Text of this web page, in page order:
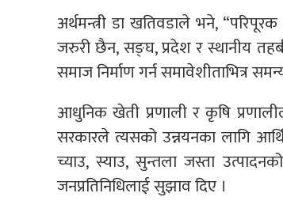
अर्थमन्त्री डा खतिवडाले भने, “परिपूरक
जरुरी छैन, सङ्घ, प्रदेश र स्थानीय
समाज निर्माण गर्न समावेशीताभित्र
आधुनिक खेती प्रणाली र कृषि
सरकारले त्यसको उन्नयनका लागि
च्याउ, स्याउ, सुन्तला जस्ता
जनप्रतिनिधिलाई सुझाव दिए ।